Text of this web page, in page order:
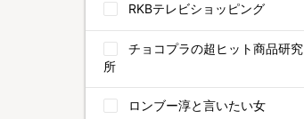
RKBテレビショッピング
チョコプラの超ヒット商品研究
所
ロンブー淳と言いたい女